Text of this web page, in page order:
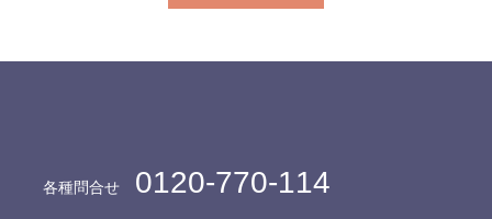
各種問合せ 0120-770-114